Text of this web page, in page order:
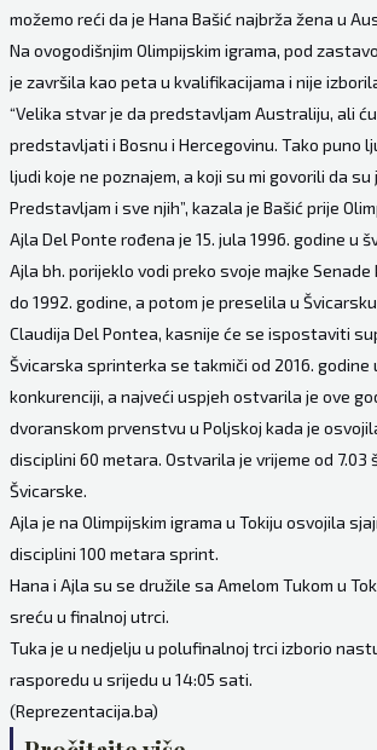
možemo reći da je Hana Bašić najbrža žena u
Na ovogodišnjim Olimpijskim igrama, pod
je završila kao peta u kvalifikacijama i nije
“Velika stvar je da predstavljam Australiju, ali
predstavljati i Bosnu i Hercegovinu. Tako puno
ljudi koje ne poznajem, a koji su mi govorili da su
Predstavljam i sve njih”, kazala je Bašić prije
Ajla Del Ponte rođena je 15. jula 1996. godine u
Ajla bh. porijeklo vodi preko svoje majke Senade
do 1992. godine, a potom je preselila u
Claudija Del Pontea, kasnije će se ispostaviti
Švicarska sprinterka se takmiči od 2016. godine
konkurenciji, a najveći uspjeh ostvarila je ove
dvoranskom prvenstvu u Poljskoj kada je
disciplini 60 metara. Ostvarila je vrijeme od 7.03
Švicarske.
Ajla je na Olimpijskim igrama u Tokiju osvojila
disciplini 100 metara sprint.
Hana i Ajla su se družile sa Amelom Tukom u
sreću u finalnoj utrci.
Tuka je u nedjelju u polufinalnoj trci izborio
rasporedu u srijedu u 14:05 sati.
(Reprezentacija.ba)